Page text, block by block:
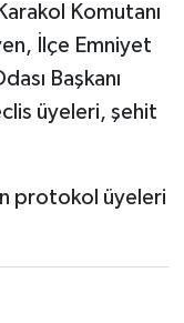
Komutanı
İlçe Emniyet
Başkanı
üyeleri, şehit
protokol üyeleri